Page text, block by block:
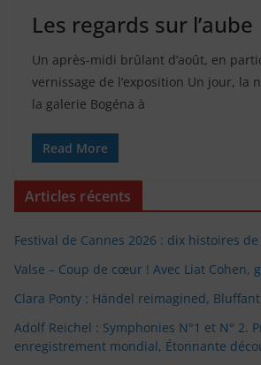
Les regards sur l’aube
Un après-midi brûlant d’août, en
vernissage de l’exposition Un jour, la
la galerie Bogéna à
Read More
Articles récents
Festival de Cannes 2026 : dix histoires
Valse – Coup de cœur ! Avec Liat Cohen,
Clara Ponty : Händel reimagined,
Adolf Reichel : Symphonies N°1 et N° 2.
enregistrement mondial, Étonnante